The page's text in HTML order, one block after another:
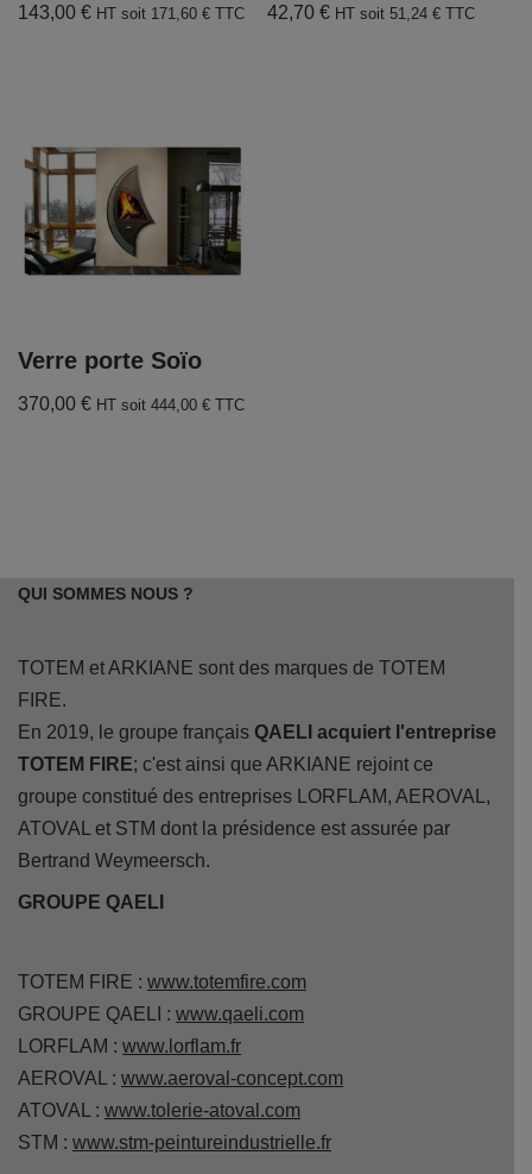
143,00 € HT soit 171,60 € TTC 42,70 € HT soit 51,24 €TTC
Verre porte Soïo
370,00 € HT soit 444,00 € TTC
QUI SOMMES NOUS ?
TOTEM et ARKIANE sont des marques de TOTEM
FIRE.
En 2019, le groupe français QAELI acquiert l'entreprise
TOTEM FIRE; c'est ainsi que ARKIANE rejoint ce
groupe constitué des entreprises LORFLAM, AEROVAL,
ATOVAL et STM dont la présidence est assurée par
Bertrand Weymeersch.
GROUPE QAELI
TOTEM FIRE : www.totemfire.com
GROUPE QAELI : www.qaeli.com
LORFLAM : www.lorflam.fr
AEROVAL : www.aeroval-concept.com
ATOVAL : www.tolerie-atoval.com
STM : www.stm-peintureindustrielle.fr